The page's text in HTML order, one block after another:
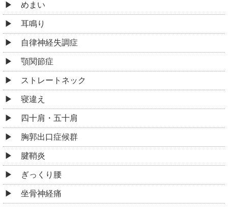
めまい
耳鳴り
自律神経失調症
顎関節症
ストレートネック
寝違え
四十肩・五十肩
胸郭出口症候群
腱鞘炎
ぎっくり腰
坐骨神経痛